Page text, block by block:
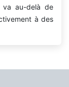
va au-delà de
à des